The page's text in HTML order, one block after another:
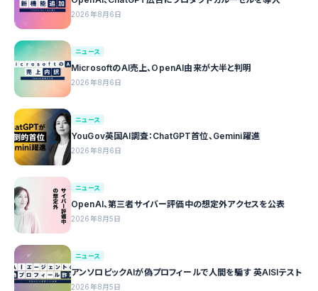
2026年8月6日
ニュース
MicrosoftのAI売上、OpenAI由来が大半と判明
2026年8月6日
ニュース
YouGov英国AI調査：ChatGPT首位、Gemini躍進
2026年8月6日
ニュース
OpenAI、第三者サイバー評価中の想定外アクセスを公表
2026年8月5日
ニュース
アンソロピックAIが偽プロフィールで人間を騙す 英AISIテスト
2026年8月5日